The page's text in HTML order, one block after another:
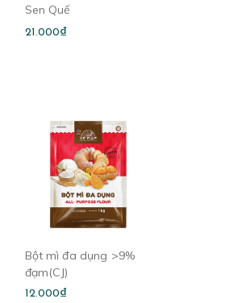
Sen Quế
21.000₫
Bột mì đa dụng >9%
đạm(CJ)
12.000₫